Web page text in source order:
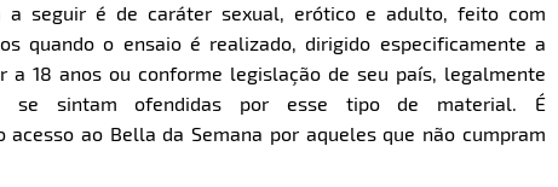
Super Zoom
a seguir é de caráter sexual, erótico e adulto, feito com
quando o ensaio é realizado, dirigido especificamente a
a 18 anos ou conforme legislação de seu país, legalmente
se sintam ofendidas por esse tipo de material. É
ao Bella da Semana por aqueles que não cumpram